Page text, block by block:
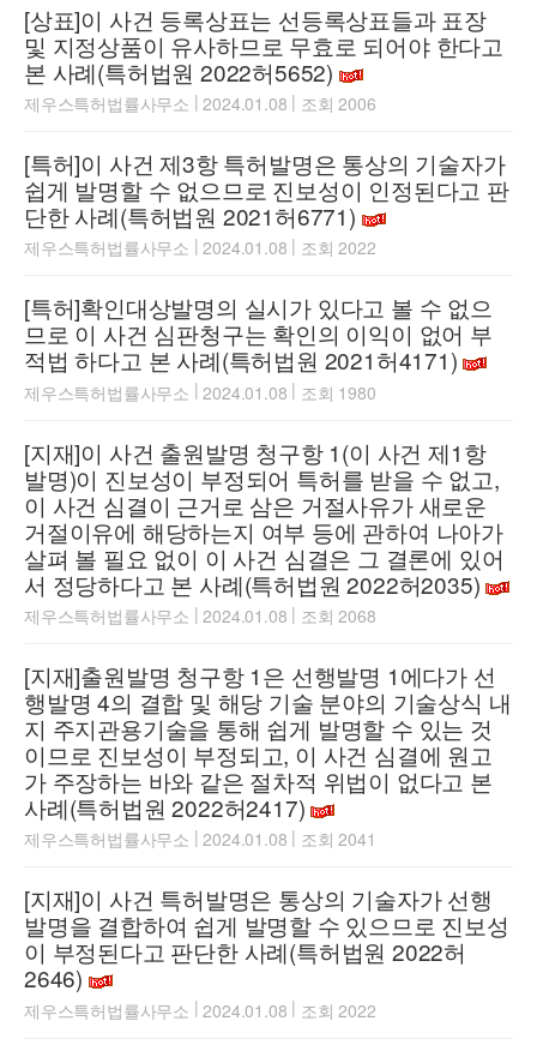
[상표]이 사건 등록상표는 선등록상표들과 표장
및 지정상품이 유사하므로 무효로 되어야 한다고
본 사례(특허법원 2022허5652)
제우스특허법률사무소 | 2024.01.08 | 조회 2006
[특허]이 사건 제3항 특허발명은 통상의 기술자가
쉽게 발명할 수 없으므로 진보성이 인정된다고 판
단한 사례(특허법원 2021허6771)
제우스특허법률사무소 | 2024.01.08 | 조회 2022
[특허]확인대상발명의 실시가 있다고 볼 수 없으
므로 이 사건 심판청구는 확인의 이익이 없어 부
적법 하다고 본 사례(특허법원 2021허4171)
제우스특허법률사무소 | 2024.01.08 | 조회 1980
[지재]이 사건 출원발명 청구항 1(이 사건 제1항
발명)이 진보성이 부정되어 특허를 받을 수 없고,
이 사건 심결이 근거로 삼은 거절사유가 새로운
거절이유에 해당하는지 여부 등에 관하여 나아가
살펴 볼 필요 없이 이 사건 심결은 그 결론에 있어
서 정당하다고 본 사례(특허법원 2022허2035)
제우스특허법률사무소 | 2024.01.08 | 조회 2068
[지재]출원발명 청구항 1은 선행발명 1에다가 선
행발명 4의 결합 및 해당 기술 분야의 기술상식 내
지 주지관용기술을 통해 쉽게 발명할 수 있는 것
이므로 진보성이 부정되고, 이 사건 심결에 원고
가 주장하는 바와 같은 절차적 위법이 없다고 본
사례(특허법원 2022허2417)
제우스특허법률사무소 | 2024.01.08 | 조회 2041
[지재]이 사건 특허발명은 통상의 기술자가 선행
발명을 결합하여 쉽게 발명할 수 있으므로 진보성
이 부정된다고 판단한 사례(특허법원 2022허
2646)
제우스특허법률사무소 | 2024.01.08 | 조회 2022